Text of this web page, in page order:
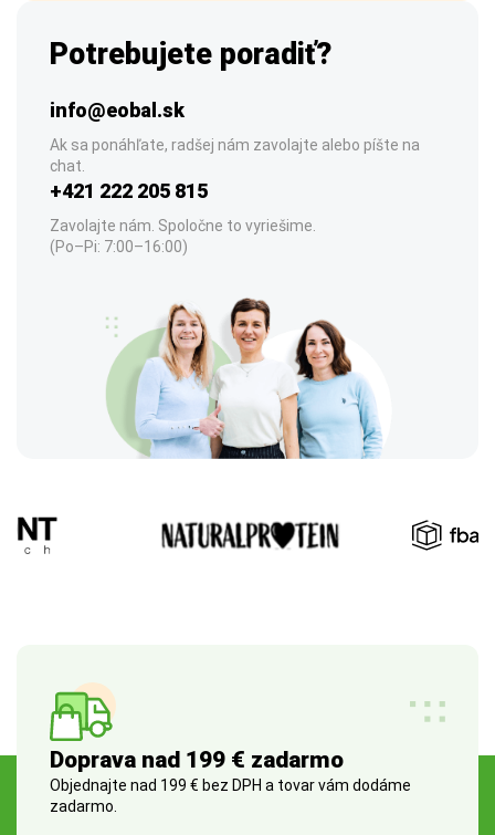
Potrebujete poradiť?
info@eobal.sk
Ak sa ponáhľate, radšej nám zavolajte alebo píšte na
chat.
+421 222 205 815
Zavolajte nám. Spoločne to vyriešime.
(Po–Pi: 7:00–16:00)
Doprava nad 199 € zadarmo
Objednajte nad 199 € bez DPH a tovar vám dodáme
zadarmo.